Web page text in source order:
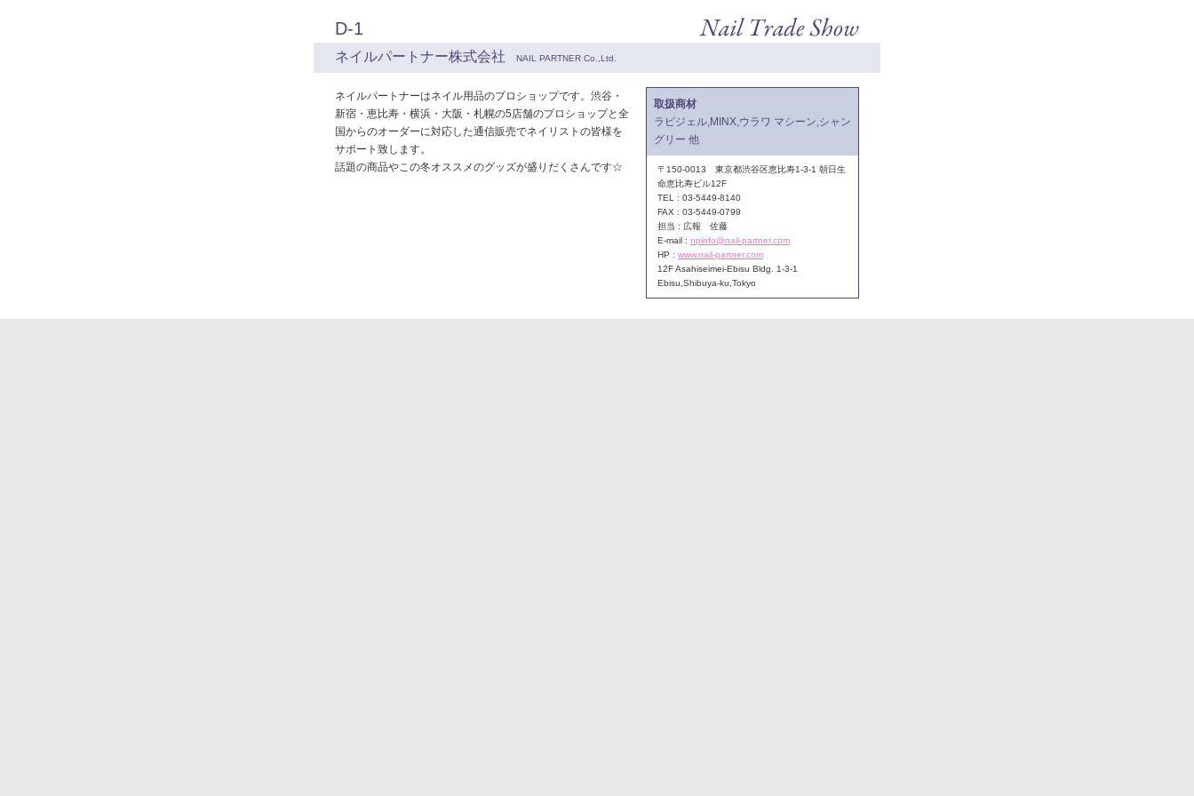
D-1
ネイルパートナー株式会社 NAIL PARTNER Co.,Ltd.
ネイルパートナーはネイル用品のプロショップです。渋谷・
新宿・恵比寿・横浜・大阪・札幌の5店舗のプロショップと全
国からのオーダーに対応した通信販売でネイリストの皆様を
サポート致します。
話題の商品やこの冬オススメのグッズが盛りだくさんです☆
取扱商材
ラピジェル,MINX,ウラワ マシーン,シャン
グリー 他
〒150-0013 東京都渋谷区恵比寿1-3-1 朝日生
命恵比寿ビル12F
TEL : 03-5449-8140
FAX : 03-5449-0799
担当 : 広報 佐藤
E-mail : npinfo@nail-partner.com
HP : www.nail-partner.com
12F Asahiseimei-Ebisu Bldg. 1-3-1
Ebisu,Shibuya-ku,Tokyo